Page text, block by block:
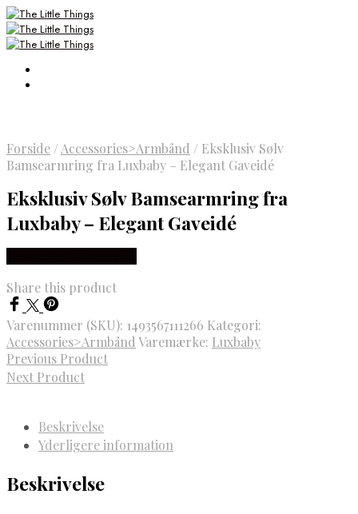
Forside / Accessories>Armbånd / Eksklusiv Sølv
Bamsearmring fra Luxbaby – Elegant Gaveidé
Eksklusiv Sølv Bamsearmring fra
Luxbaby – Elegant Gaveidé
Share this product
Varenummer (SKU): 1493567111266 Kategori:
Accessories>ArmbåndVaremærke: Luxbaby
Previous Product
Next Product
Beskrivelse
Yderligere information
Beskrivelse